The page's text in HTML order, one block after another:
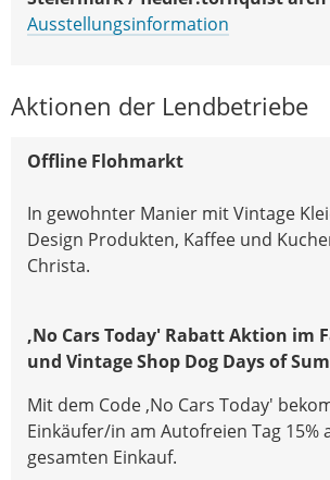
Ausstellungsinformation
Aktionen der Lendbetriebe
Offline Flohmarkt
In gewohnter Manier mit Vintage
Design Produkten, Kaffee und
Christa.
,No Cars Today' Rabatt Aktion im
und Vintage Shop Dog Days of
Mit dem Code ,No Cars Today'
Einkäufer/in am Autofreien Tag 15%
gesamten Einkauf.